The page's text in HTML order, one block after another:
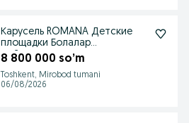
Карусель ROMANA Детские
площадки Болалар
майдончаси
8 800 000 so’m
Toshkent, Mirobod tumani
06/08/2026